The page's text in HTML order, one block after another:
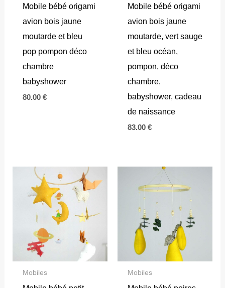
Mobile bébé origami
avion bois jaune
moutarde et bleu
pop pompon déco
chambre
babyshower
80.00 €
Mobile bébé origami
avion bois jaune
moutarde, vert sauge
et bleu océan,
pompon, déco
chambre,
babyshower, cadeau
de naissance
83.00 €
Mobiles Mobiles